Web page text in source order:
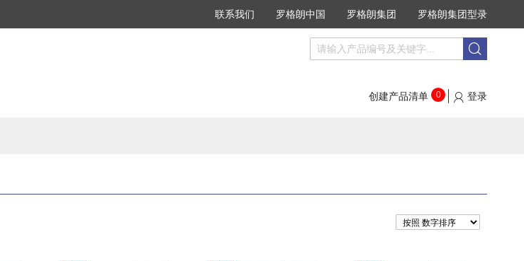
联系我们 罗格朗中国 罗格朗集团 罗格朗集团型录
搜
创建产品清单
0 登录